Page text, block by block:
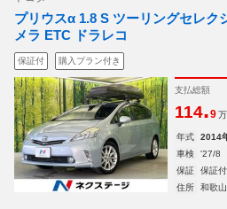
プリウスα 1.8 S ツーリングセレク
メラ ETC ドラレコ
保証付 購入プラン付き
支払総額
114.9
年式 2014
車検
'27/8
保証
保証付
住所
和歌